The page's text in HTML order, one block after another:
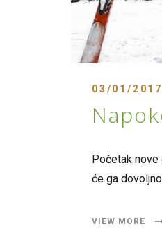
03/01/2017
Početak nove
će ga
VIEW MORE